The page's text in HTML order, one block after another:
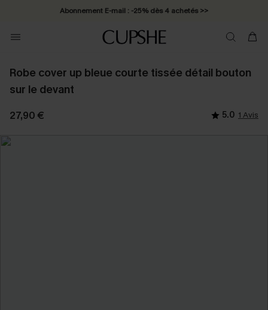
Abonnement E-mail : -25% dès 4 achetés >>
Robe cover up bleue courte tissée détail bouton
sur le devant
27,90 € 5.0 1 Avis